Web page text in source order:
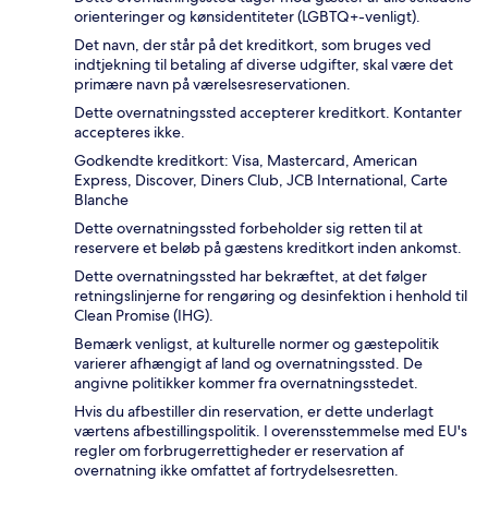
orienteringer og kønsidentiteter (LGBTQ+-venligt).
Det navn, der står på det kreditkort, som bruges ved
indtjekning til betaling af diverse udgifter, skal være det
primære navn på værelsesreservationen.
Dette overnatningssted accepterer kreditkort. Kontanter
accepteres ikke.
Godkendte kreditkort: Visa, Mastercard, American
Express, Discover, Diners Club, JCB International, Carte
Blanche
Dette overnatningssted forbeholder sig retten til at
reservere et beløb på gæstens kreditkort inden ankomst.
Dette overnatningssted har bekræftet, at det følger
retningslinjerne for rengøring og desinfektion i henhold til
Clean Promise (IHG).
Bemærk venligst, at kulturelle normer og gæstepolitik
varierer afhængigt af land og overnatningssted. De
angivne politikker kommer fra overnatningsstedet.
Hvis du afbestiller din reservation, er dette underlagt
værtens afbestillingspolitik. I overensstemmelse med EU's
regler om forbrugerrettigheder er reservation af
overnatning ikke omfattet af fortrydelsesretten.